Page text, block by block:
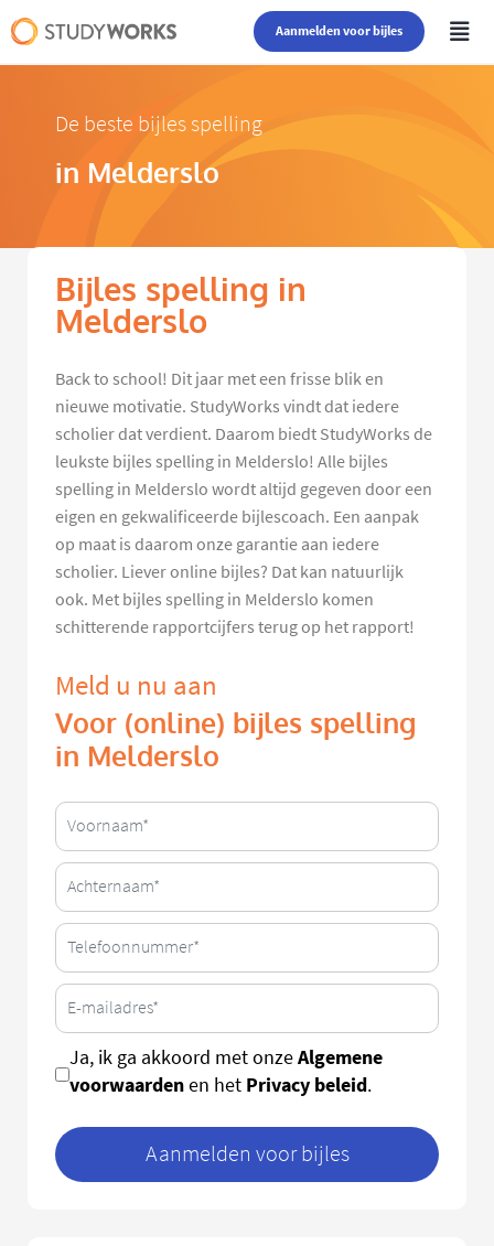
Aanmelden voor bijles
De beste bijles spelling
in Melderslo
Bijles spelling in
Melderslo
Back to school! Dit jaar met een frisse blik en
nieuwe motivatie. StudyWorks vindt dat iedere
scholier dat verdient. Daarom biedt StudyWorks de
leukste bijles spelling in Melderslo! Alle bijles
spelling in Melderslo wordt altijd gegeven door een
eigen en gekwalificeerde bijlescoach. Een aanpak
op maat is daarom onze garantie aan iedere
scholier. Liever online bijles? Dat kan natuurlijk
ook. Met bijles spelling in Melderslo komen
schitterende rapportcijfers terug op het rapport!
Meld u nu aan
Voor (online) bijles spelling
in Melderslo
Ja, ik ga akkoord met onzeAlgemene
voorwaardenen het Privacy beleid.
Aanmelden voor bijles